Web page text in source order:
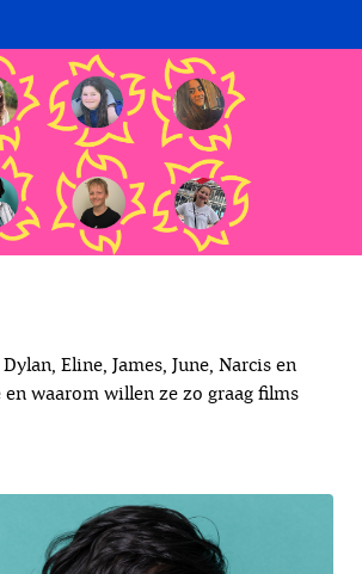
Eline, James, June, Narcis en
waarom willen ze zo graag films